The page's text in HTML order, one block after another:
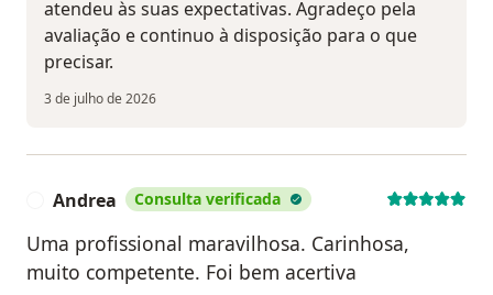
atendeu às suas expectativas. Agradeço pela
avaliação e continuo à disposição para o que
precisar.
3 de julho de 2026
Andrea Consulta verificada
Uma profissional maravilhosa. Carinhosa,
muito competente. Foi bem acertiva